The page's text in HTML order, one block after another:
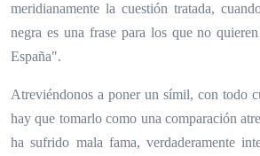
meridianamente la cuestión tratada,
negra es una frase para los que no
España".
Atreviéndonos a poner un símil, con todo
hay que tomarlo como una comparación
ha sufrido mala fama, verdaderamente